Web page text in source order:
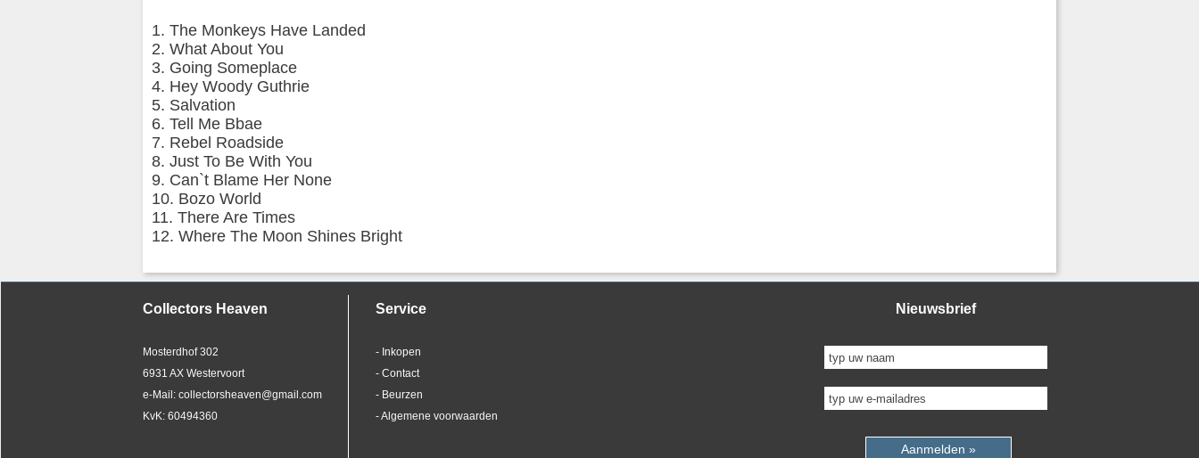
1. The Monkeys Have Landed
2. What About You
3. Going Someplace
4. Hey Woody Guthrie
5. Salvation
6. Tell Me Bbae
7. Rebel Roadside
8. Just To Be With You
9. Can`t Blame Her None
10. Bozo World
11. There Are Times
12. Where The Moon Shines Bright
Nieuwsbrief
Aanmelden »
Collectors Heaven
Mosterdhof 302
6931 AX Westervoort
e-Mail: collectorsheaven@gmail.com
KvK: 60494360
Service
- Inkopen
- Contact
- Beurzen
- Algemene voorwaarden